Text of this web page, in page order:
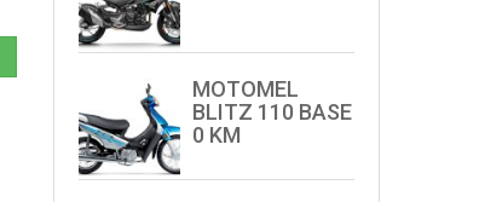
MOTOMEL
BLITZ 110 BASE
0 KM